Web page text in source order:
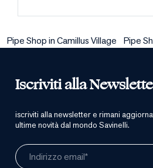
Pipe Shop in Camillus Village Pipe
Iscriviti alla
iscriviti alla newsletter e rimani
ultime novità dal mondo Savinelli.
Indirizzo email*